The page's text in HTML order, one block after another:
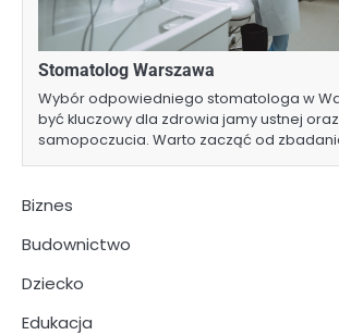
Stomatolog Warszawa
Wybór odpowiedniego stomatologa w
być kluczowy dla zdrowia jamy ustnej
samopoczucia. Warto zacząć od
Biznes
Budownictwo
Dziecko
Edukacja